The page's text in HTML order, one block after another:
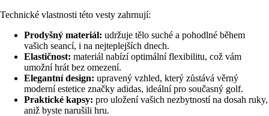
Technické vlastnosti této vesty zahrnují:
Prodyšný materiál: udržuje tělo suché a pohodlné během
vašich seancí, i na nejteplejších dnech.
Elastičnost: materiál nabízí optimální flexibilitu, což vám
umožní hrát bez omezení.
Elegantní design: upravený vzhled, který zůstává věrný
moderní estetice značky adidas, ideální pro současný golf.
Praktické kapsy: pro uložení vašich nezbytností na dosah ruky,
aniž byste narušili hru.